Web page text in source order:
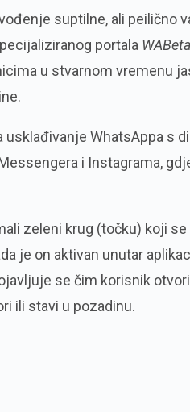
suptilne, ali peilično
portala
u stvarnom vremenu
usklađivanje WhatsAppa s
i Instagrama,
zeleni krug (točku) koji
je on aktivan unutar
se čim korisnik
ili stavi u pozadinu.